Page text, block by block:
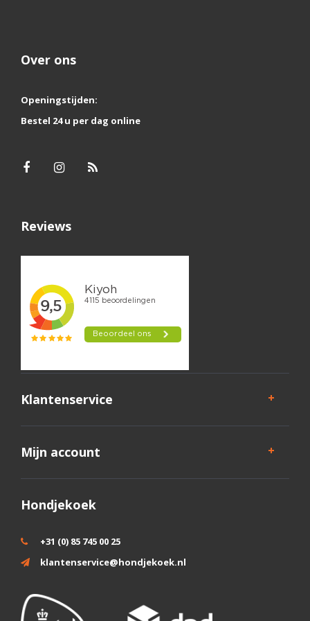
Over ons
Openingstijden:
Bestel 24 u per dag online
Reviews
Klantenservice
Mijn account
Hondjekoek
+31 (0) 85 745 00 25
klantenservice@hondjekoek.nl